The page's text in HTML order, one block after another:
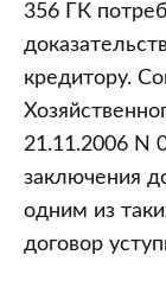
356 ГК
кредитору.
21.11.2006 N
заключения
одним из
договор